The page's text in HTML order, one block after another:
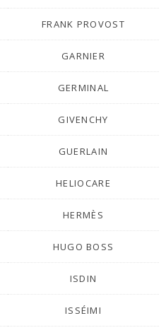
FRANK PROVOST
GARNIER
GERMINAL
GIVENCHY
GUERLAIN
HELIOCARE
HERMÈS
HUGO BOSS
ISDIN
ISSÉIMI